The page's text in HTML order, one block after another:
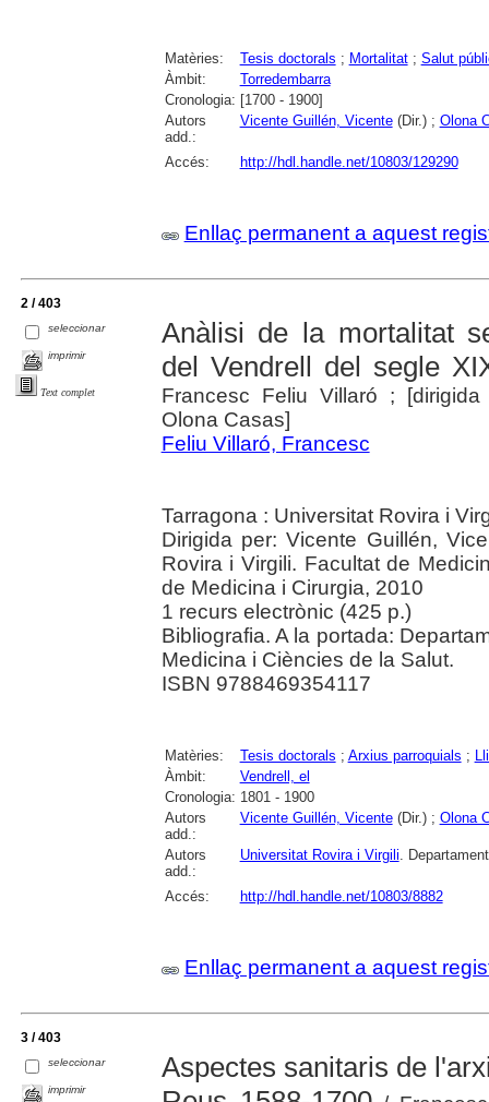
Matèries: Tesis doctorals ; Mortalitat; Salut
Àmbit:
Torredembarra
Cronologia: [1700 - 1900]
Autors
add.:
Vicente Guillén, Vicente(Dir.) ; Olona
Accés: http://hdl.handle.net/10803/129290
Enllaç permanent a aquest
2 / 403
seleccionar
imprimir
Text complet
Anàlisi de la mortalitat
del Vendrell del segle
Francesc Feliu Villaró ;
Olona Casas]
Feliu Villaró, Francesc
Tarragona : Universitat Rovira i
Dirigida per: Vicente Guillén,
Rovira i Virgili. Facultat de
de Medicina i Cirurgia, 2010
1 recurs electrònic (425 p.)
Bibliografia. A la portada:
Medicina i Ciències de la Salut.
ISBN 9788469354117
Matèries: Tesis doctorals ; Arxius parroquials ;
Àmbit:
Vendrell, el
Cronologia: 1801 - 1900
Autors
add.:
Vicente Guillén, Vicente(Dir.) ; Olona
Autors
add.:
Universitat Rovira i Virgili.
Accés: http://hdl.handle.net/10803/8882
Enllaç permanent a aquest
3 / 403
seleccionar
imprimir
Aspectes sanitaris de